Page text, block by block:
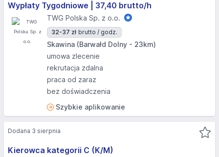
Wypłaty Tygodniowe | 37,40 brutto/h
TWG Polska Sp. z o.o.
32-37 zł brutto / godz.
Skawina (Barwałd Dolny - 23km)
umowa zlecenie
rekrutacja zdalna
praca od zaraz
bez doświadczenia
Szybkie aplikowanie
Kierowca kategorii C (K/M)
Dodana 3 sierpnia